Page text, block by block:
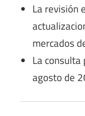
La revisión
mercados
La
agosto de